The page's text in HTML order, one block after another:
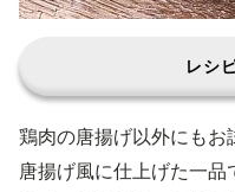
レシ
鶏肉の唐揚げ以外にもお
唐揚げ風に仕上げた一